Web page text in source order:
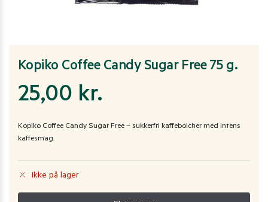
Kopiko Coffee Candy Sugar Free 75 g.
25,00 kr.
Kopiko Coffee Candy Sugar Free – sukkerfri kaffebolcher med intens
kaffesmag.
Ikke på lager